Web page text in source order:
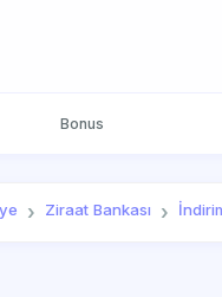
Bonus
Ziraat Bankası